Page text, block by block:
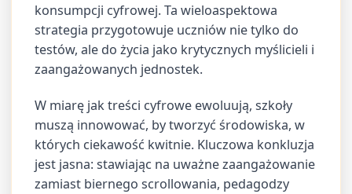
konsumpcji cyfrowej. Ta wieloaspektowa
strategia przygotowuje uczniów nie tylko do
testów, ale do życia jako krytycznych myślicieli i
zaangażowanych jednostek.
W miarę jak treści cyfrowe ewoluują, szkoły
muszą innowować, by tworzyć środowiska, w
których ciekawość kwitnie. Kluczowa konkluzja
jest jasna: stawiając na uważne zaangażowanie
zamiast biernego scrollowania, pedagodzy